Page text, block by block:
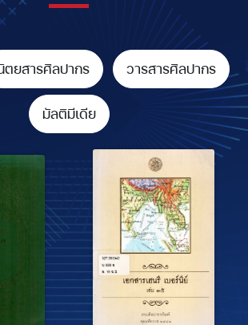
ตยสารศิลปากร วารสารศิลปากร
มัลติมีเดีย